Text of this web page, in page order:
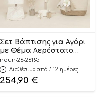
Σετ Βάπτισης για Αγόρι
με Θέμα Αερόστατο
Offwhite-Μπεζ 26165
noun-26-26165
Διαθέσιμο από 7-12 ημέρες
254,90 €